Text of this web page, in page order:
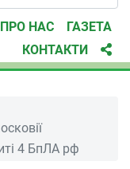
ПРО НАС
ГАЗЕТА
КОНТАКТИ
4 БпЛА рф